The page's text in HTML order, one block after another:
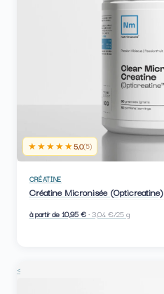
★★★★★5,0(5)
CRÉATINE
Créatine Micronisée (Opticreatine)
à partir de 10,95 €· 3,04 €/25 g
<